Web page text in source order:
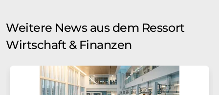
Weitere News aus dem Ressort
Wirtschaft & Finanzen